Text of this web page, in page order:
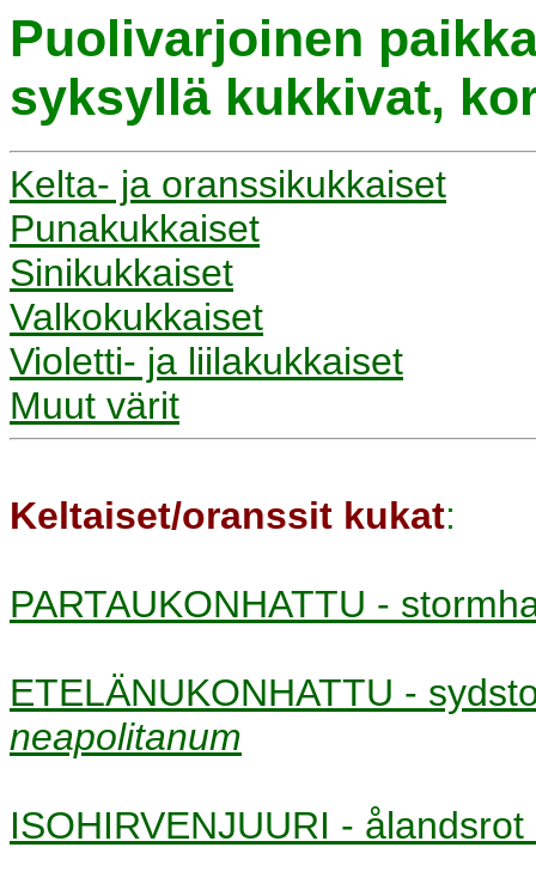
Puolivarjoinen
syksyllä kukkivat,
Kelta- ja oranssikukkaiset
Punakukkaiset
Sinikukkaiset
Valkokukkaiset
Violetti- ja liilakukkaiset
Muut värit
Keltaiset/oranssit kukat:
PARTAUKONHATTU -
ETELÄNUKONHATTU -
neapolitanum
ISOHIRVENJUURI -